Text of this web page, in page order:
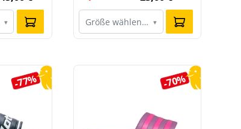
▾ Größe wählen… ▾
-77% -70%